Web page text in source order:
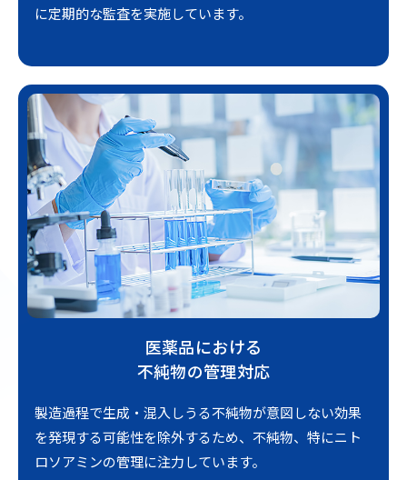
に定期的な監査を実施しています。
医薬品における
不純物の管理対応
製造過程で生成・混入しうる不純物が意図しない効果
を発現する可能性を除外するため、不純物、特にニト
ロソアミンの管理に注力しています。